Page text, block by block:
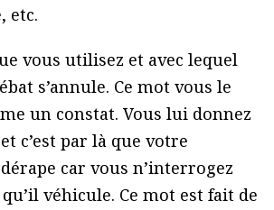
etc.
vous utilisez et avec lequel
s’annule. Ce mot vous le
un constat. Vous lui donnez
c’est par là que votre
car vous n’interrogez
véhicule. Ce mot est fait de